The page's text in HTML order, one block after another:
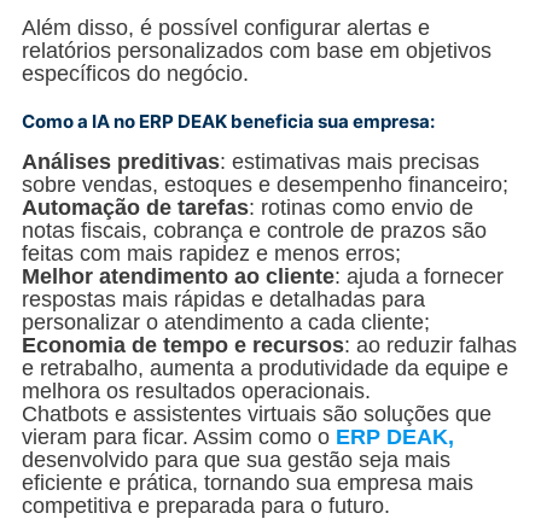
Além disso, é possível configurar alertas e
relatórios personalizados com base em objetivos
específicos do negócio.
Como a IA no ERP DEAK beneficia sua empresa:
Análises preditivas: estimativas mais precisas
sobre vendas, estoques e desempenho financeiro;
Automação de tarefas: rotinas como envio de
notas fiscais, cobrança e controle de prazos são
feitas com mais rapidez e menos erros;
Melhor atendimento ao cliente: ajuda a fornecer
respostas mais rápidas e detalhadas para
personalizar o atendimento a cada cliente;
Economia de tempo e recursos: ao reduzir falhas
e retrabalho, aumenta a produtividade da equipe e
melhora os resultados operacionais.
Chatbots e assistentes virtuais são soluções que
vieram para ficar. Assim como o ERP DEAK,
desenvolvido para que sua gestão seja mais
eficiente e prática, tornando sua empresa mais
competitiva e preparada para o futuro.